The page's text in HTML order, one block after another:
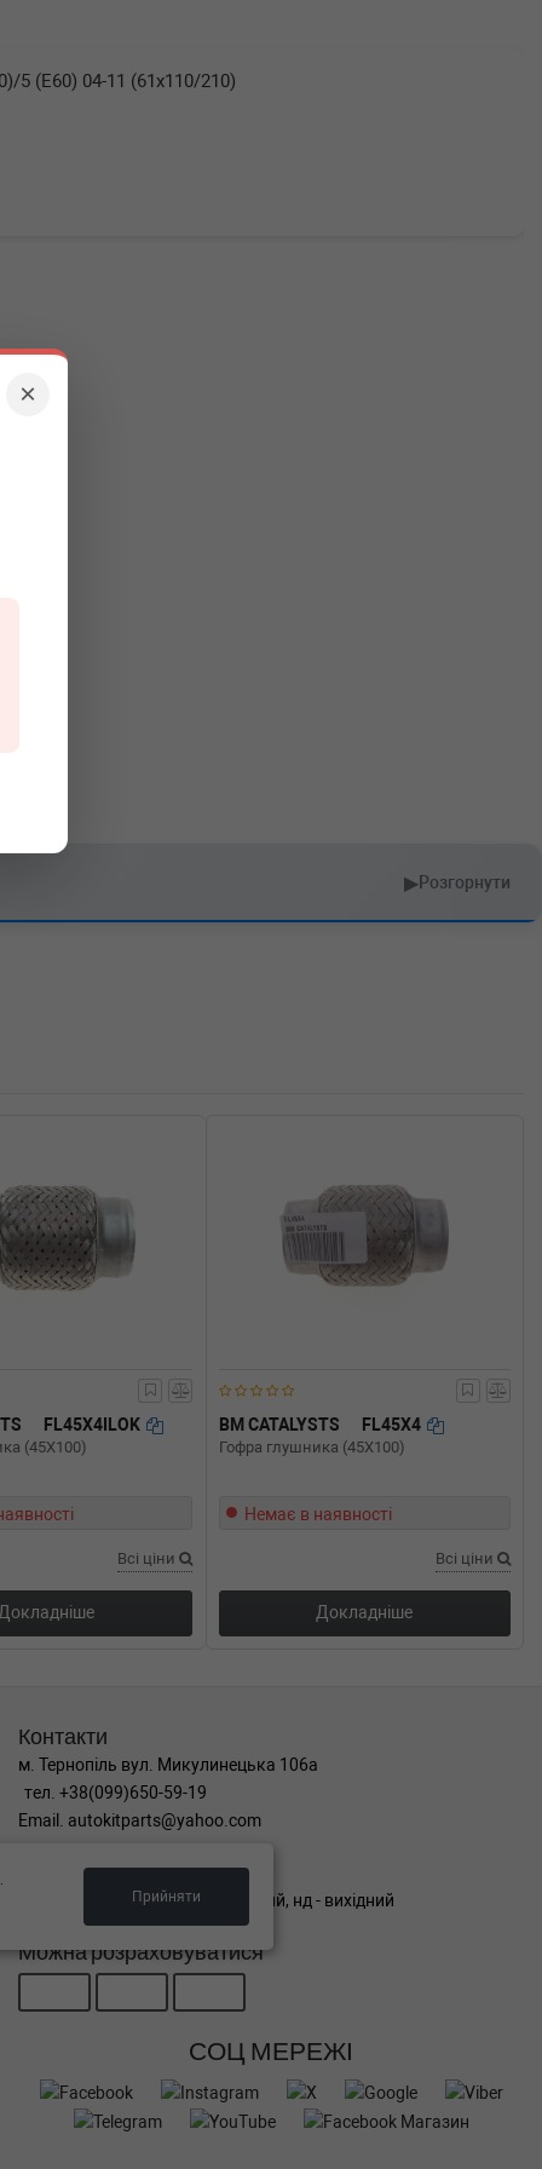
×
5 (E60) 04-11 (61x110/210)
▶Розгорнути
FL45X4ILOK
(45X100)
Всі ціни
Докладніше
BM CATALYSTS FL45X4
Гофра глушника (45X100)
Немає в наявності
Всі ціни
Докладніше
Контакти
м. Тернопіль вул. Микулинецька 106а
тел. +38(099)650-59-19
Email. autokitparts@yahoo.com
Графік роботи
пн-пт з 9:00 до 17:00, сб - вихідний, нд - вихідний
Можна розраховуватися
СОЦ МЕРЕЖІ
Прийняти